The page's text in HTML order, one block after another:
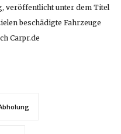
veröffentlicht unter dem Titel
beschädigte Fahrzeuge
Carpr.de